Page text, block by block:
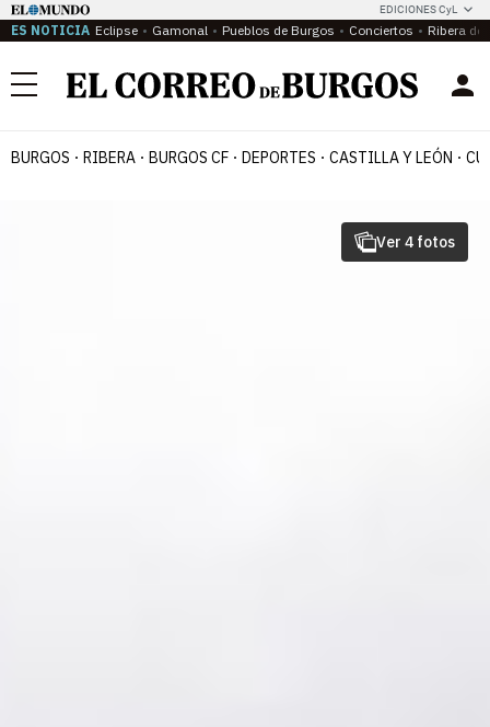
EDICIONES CyL
ES NOTICIA Eclipse Gamonal Pueblos de Burgos Conciertos Ribera del
Menú
BURGOS RIBERA BURGOS CF DEPORTES CASTILLA Y LEÓN
Ver 4 fotos